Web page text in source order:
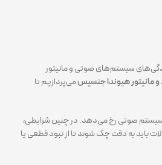
سیستم‌های صوتی و مانیتور
مانیتور هیوندا جنسیسمی‌پردازیم تا
سیستم صوتی رخ می‌دهد. در چنین شرایطی،
باید به دقت چک شوند تا از نبود قطعی یا